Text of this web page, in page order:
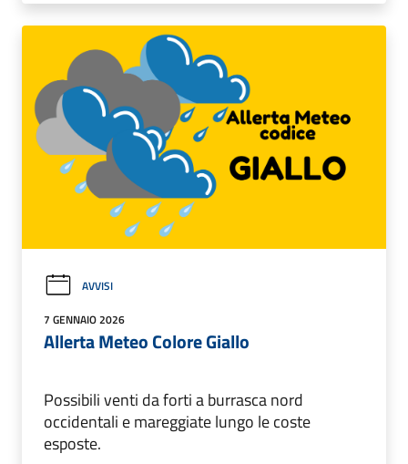
AVVISI
7 GENNAIO 2026
Allerta Meteo Colore Giallo
Possibili venti da forti a burrasca nord
occidentali e mareggiate lungo le coste
esposte.